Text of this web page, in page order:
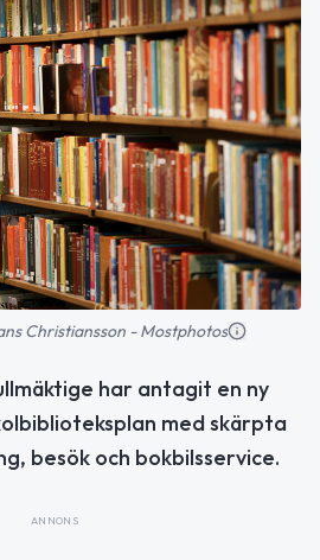
Christiansson - Mostphotos
har antagit en ny
med skärpta
besök och bokbilsservice.
ANNONS